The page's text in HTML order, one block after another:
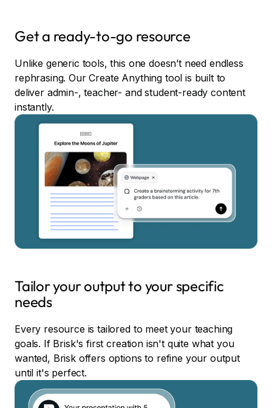
Get a ready-to-go resource
Unlike generic tools, this one doesn’t need endless
rephrasing. Our Create Anything tool is built to
deliver admin-, teacher- and student-ready content
instantly.
Tailor your output to your specific
needs
Every resource is tailored to meet your teaching
goals. If Brisk's first creation isn't quite what you
wanted, Brisk offers options to refine your output
until it's perfect.